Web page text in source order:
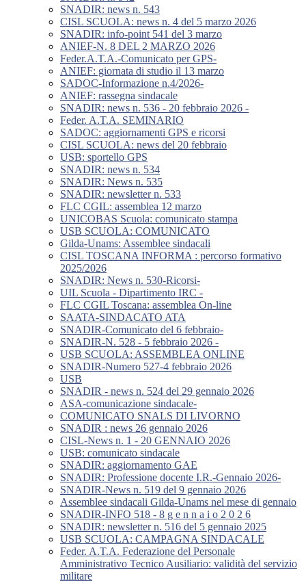
SNADIR: news n. 543
CISL SCUOLA: news n. 4 del 5 marzo 2026
SNADIR: info-point 541 del 3 marzo
ANIEF-N. 8 DEL 2 MARZO 2026
Feder.A.T.A.-Comunicato per GPS-
ANIEF: giornata di studio il 13 marzo
SADOC-Informazione n.4/2026-
ANIEF: rassegna sindacale
SNADIR: news n. 536 - 20 febbraio 2026 -
Feder. A.T.A. SEMINARIO
SADOC: aggiornamenti GPS e ricorsi
CISL SCUOLA: news del 20 febbraio
USB: sportello GPS
SNADIR: news n. 534
SNADIR: News n. 535
SNADIR: newsletter n. 533
FLC CGIL: assemblea 12 marzo
UNICOBAS Scuola: comunicato stampa
USB SCUOLA: COMUNICATO
Gilda-Unams: Assemblee sindacali
CISL TOSCANA INFORMA : percorso formativo
2025/2026
SNADIR: News n. 530-Ricorsi-
UIL Scuola - Dipartimento IRC -
FLC CGIL Toscana: assemblea On-line
SAATA-SINDACATO ATA
SNADIR-Comunicato del 6 febbraio-
SNADIR-N. 528 - 5 febbraio 2026 -
USB SCUOLA: ASSEMBLEA ONLINE
SNADIR-Numero 527-4 febbraio 2026
USB
SNADIR - news n. 524 del 29 gennaio 2026
ASA-comunicazione sindacale-
COMUNICATO SNALS DI LIVORNO
SNADIR : news 26 gennaio 2026
CISL-News n. 1 - 20 GENNAIO 2026
USB: comunicato sindacale
SNADIR: aggiornamento GAE
SNADIR: Professione docente I.R.-Gennaio 2026-
SNADIR-News n. 519 del 9 gennaio 2026
Assemblee sindacali Gilda-Unams nel mese di gennaio
SNADIR-INFO 518 - 8 g e n n a i o 2 0 2 6
SNADIR: newsletter n. 516 del 5 gennaio 2025
USB SCUOLA: CAMPAGNA SINDACALE
Feder. A.T.A. Federazione del Personale
Amministrativo Tecnico Ausiliario: validità del servizio
militare